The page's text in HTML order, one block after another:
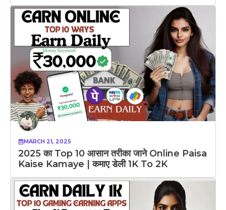
MARCH 21, 2025
2025 का Top 10 आसान तरीका जाने Online Paisa
Kaise Kamaye | कमाए डेली 1K To 2K